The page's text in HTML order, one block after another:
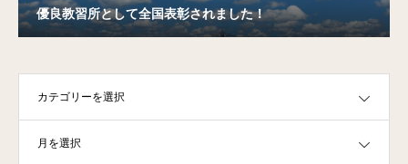
優良教習所として全国表彰されました！